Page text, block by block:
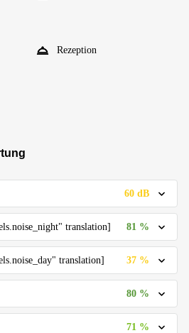
Rezeption
60 dB
translation] 81 %
translation] 37 %
80 %
71 %